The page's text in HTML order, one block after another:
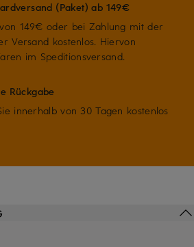
(Paket) ab 149€
149€ oder bei Zahlung mit der
Versand kostenlos. Hiervon
im Speditionsversand.
Rückgabe
innerhalb von 30 Tagen kostenlos